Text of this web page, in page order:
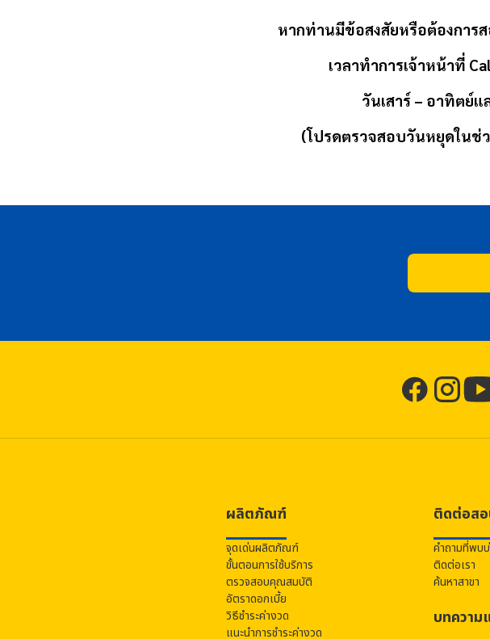
หากท่านมีข้อสงสัยหรือต้องการ
เวลาทำการเจ้าหน้าที่
วันเสาร์ – อาทิตย์
(โปรดตรวจสอบวันหยุดในช่
ผลิตภัณฑ์
จุดเด่นผลิตภัณฑ์
ขั้นตอนการใช้บริการ
ตรวจสอบคุณสมบัติ
อัตราดอกเบี้ย
วิธีชำระค่างวด
แนะนำการชำระค่างวด
ติดต่อส
คำถามที่พบ
ติดต่อเรา
ค้นหาสาขา
บทความ